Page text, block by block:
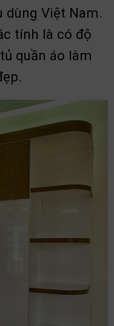
dùng Việt Nam.
tính là có độ
quần áo làm